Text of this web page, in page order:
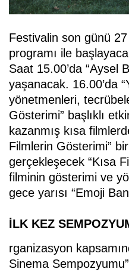
Festivalin son günü
programı ile
Saat 15.00’da “Aysel
yaşanacak. 16.00’da
yönetmenleri,
Gösterimi” başlıklı
kazanmış kısa
Filmlerin Gösterimi”
gerçekleşecek “Kısa
filminin gösterimi ve
gece yarısı “Emoji
İLK KEZ
rganizasyon
Sinema